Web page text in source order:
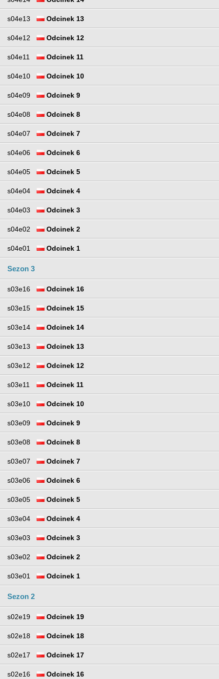
s04e13 Odcinek 13
s04e12 Odcinek 12
s04e11 Odcinek 11
s04e10 Odcinek 10
s04e09 Odcinek 9
s04e08 Odcinek 8
s04e07 Odcinek 7
s04e06 Odcinek 6
s04e05 Odcinek 5
s04e04 Odcinek 4
s04e03 Odcinek 3
s04e02 Odcinek 2
s04e01 Odcinek 1
Sezon 3
s03e16 Odcinek 16
s03e15 Odcinek 15
s03e14 Odcinek 14
s03e13 Odcinek 13
s03e12 Odcinek 12
s03e11 Odcinek 11
s03e10 Odcinek 10
s03e09 Odcinek 9
s03e08 Odcinek 8
s03e07 Odcinek 7
s03e06 Odcinek 6
s03e05 Odcinek 5
s03e04 Odcinek 4
s03e03 Odcinek 3
s03e02 Odcinek 2
s03e01 Odcinek 1
Sezon 2
s02e19 Odcinek 19
s02e18 Odcinek 18
s02e17 Odcinek 17
s02e16 Odcinek 16